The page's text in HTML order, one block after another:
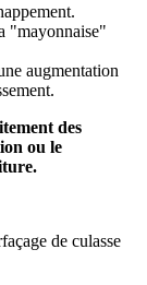
"mayonnaise"
augmentation
des
ou le
de culasse